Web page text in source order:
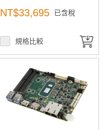
供多重顯示輸出與高速連
NT$33,695 已含稅
規格比較